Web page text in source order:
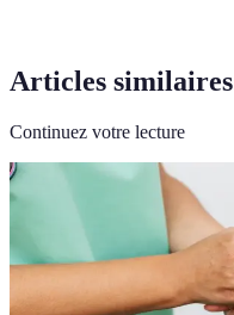
Articles similaires
Continuez votre lecture